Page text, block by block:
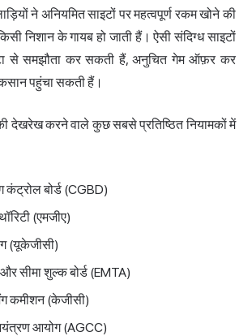
ने अनियमित साइटों पर महत्वपूर्ण रकम खोने की
निशान के गायब हो जाती हैं। ऐसी संदिग्ध साइटों
से समझौता कर सकती हैं, अनुचित गेम ऑफ़र कर
पहुंचा सकती हैं।
देखरेख करने वाले कुछ सबसे प्रतिष्ठित नियामकों में
कंट्रोल बोर्ड (CGBD)
(एमजीए)
(यूकेजीसी)
सीमा शुल्क बोर्ड (EMTA)
कमीशन (केजीसी)
आयोग (AGCC)